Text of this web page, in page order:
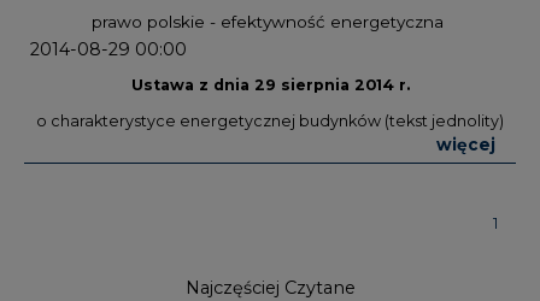
prawo polskie - efektywność energetyczna
2014-08-29 00:00
Ustawa z dnia 29 sierpnia 2014 r.
o charakterystyce energetycznej budynków (tekst jednolity)
więcej
1
Najczęściej Czytane